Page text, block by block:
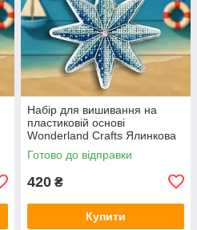
Набір для вишивання на
пластиковій основі
Wonderland Crafts Ялинкова
іграшка — Морська зірка
FLX-145
Готово до відправки
420 ₴
Купити